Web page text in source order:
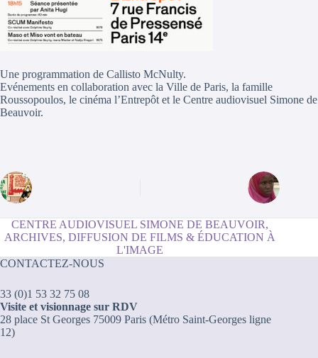
Une programmation de Callisto McNulty.
Evénements en collaboration avec la Ville de Paris, la famille
Roussopoulos, le cinéma l’Entrepôt et le Centre audiovisuel Simone de
Beauvoir.
CENTRE AUDIOVISUEL SIMONE DE BEAUVOIR,
ARCHIVES, DIFFUSION DE FILMS & ÉDUCATION À
L'IMAGE
CONTACTEZ-NOUS
33 (0)1 53 32 75 08
Visite et visionnage sur RDV
28 place St Georges 75009 Paris (Métro Saint-Georges ligne
12)